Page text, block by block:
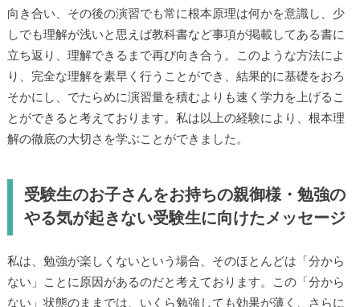
向き合い、その後の演習でも常に根本原理は何かを意識し、少
しでも理解が浅いと思えば教科書など事項が掲載してある書に
立ち返り、理解できるまで再び向き合う。このような方法によ
り、完全な理解を素早く行うことができ、結果的に基礎をおろ
そかにし、でたらめに演習量を積むよりも速く学力を上げるこ
とができると考えております。私は以上の経験により、根本理
解の徹底の大切さを学ぶことができました。
受験生のお子さんをお持ちの親御様・勉強の
やる気が起きない受験生に向けたメッセージ
私は、勉強が楽しくないという場合、そのほとんどは「分から
ない」ことに原因があるのだと考えております。この「分から
ない」状態のままでは、いくら勉強しても効果が薄く、さらに